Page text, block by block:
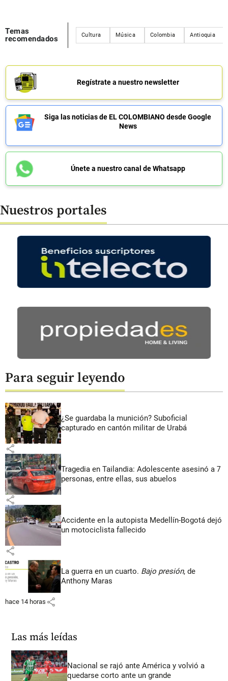
Temas
recomendados
Cultura Música Colombia Antioquia
Regístrate a nuestro newsletter
Siga las noticias de EL COLOMBIANO desde Google
News
Únete a nuestro canal de Whatsapp
Nuestros portales
Para seguir leyendo
¿Se guardaba la munición? Suboficial
capturado en cantón militar de Urabá
share
Tragedia en Tailandia: Adolescente asesinó a 7
personas, entre ellas, sus abuelos
share
Accidente en la autopista Medellín-Bogotá dejó
un motociclista fallecido
share
La guerra en un cuarto. Bajo presión, de
Anthony Maras
hace 14 horas share
Las más leídas
Nacional se rajó ante América y volvió a
quedarse corto ante un grande